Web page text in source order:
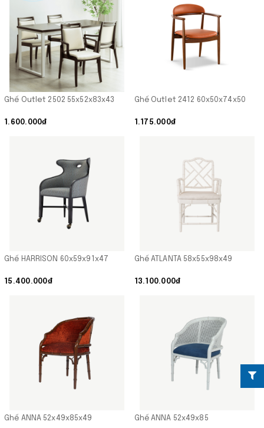
Ghế Outlet 2502 55x52x83x43
1.600.000₫
Ghế Outlet 2412 60x50x74x50
1.175.000₫
Ghế HARRISON 60x59x91x47
15.400.000₫
Ghế ATLANTA 58x55x98x49
13.100.000₫
Ghế ANNA 52x49x85x49 Ghế ANNA 52x49x85